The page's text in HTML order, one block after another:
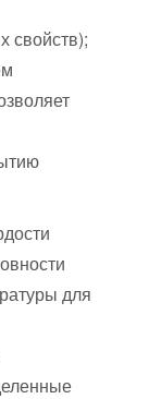
свойств);
для